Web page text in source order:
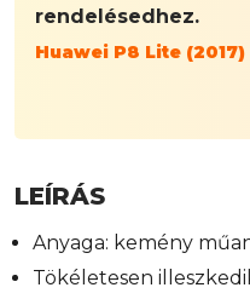
rendelésedhez.
Huawei P8 Lite
LEÍRÁS
Anyaga: kemény
Tökéletesen